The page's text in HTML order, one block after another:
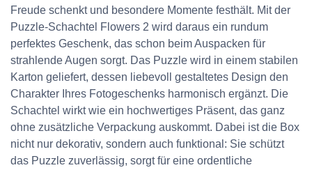
Freude schenkt und besondere Momente festhält. Mit der
Puzzle-Schachtel Flowers 2 wird daraus ein rundum
perfektes Geschenk, das schon beim Auspacken für
strahlende Augen sorgt. Das Puzzle wird in einem stabilen
Karton geliefert, dessen liebevoll gestaltetes Design den
Charakter Ihres Fotogeschenks harmonisch ergänzt. Die
Schachtel wirkt wie ein hochwertiges Präsent, das ganz
ohne zusätzliche Verpackung auskommt. Dabei ist die Box
nicht nur dekorativ, sondern auch funktional: Sie schützt
das Puzzle zuverlässig, sorgt für eine ordentliche